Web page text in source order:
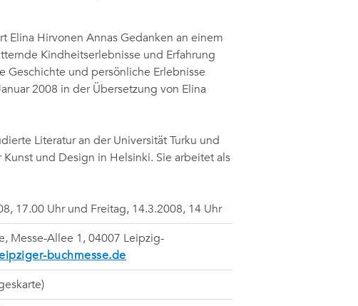
Hirvonen Annas Gedanken an einem
Kindheitserlebnisse und Erfahrung
Geschichte und persönliche Erlebnisse
2008 in der Übersetzung von Elina
Literatur an der Universität Turku und
und Design in Helsinki. Sie arbeitet als
17.00 Uhr und Freitag, 14.3.2008, 14 Uhr
Messe-Allee 1, 04007 Leipzig-
buchmesse.de